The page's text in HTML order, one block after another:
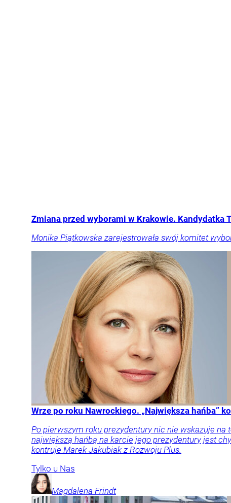
Zmiana przed wyborami w Krakowie. Kandydatka
Monika Piątkowska zarejestrowała swój komitet
Wrze po roku Nawrockiego. „Największa hańba”
Po pierwszym roku prezydentury nic nie wskazuje
największą hańbą na karcie jego prezydentury jest
kontruje Marek Jakubiak z Rozwoju Plus.
Tylko u Nas
Magdalena Frindt